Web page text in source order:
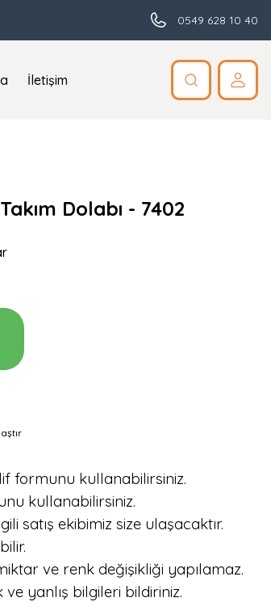
0549 628 10 40
İletişim
Dolabı - 7402
formunu kullanabilirsiniz.
kullanabilirsiniz.
satış ekibimiz size ulaşacaktır.
ve renk değişikliği yapılamaz.
yanlış bilgileri bildiriniz.